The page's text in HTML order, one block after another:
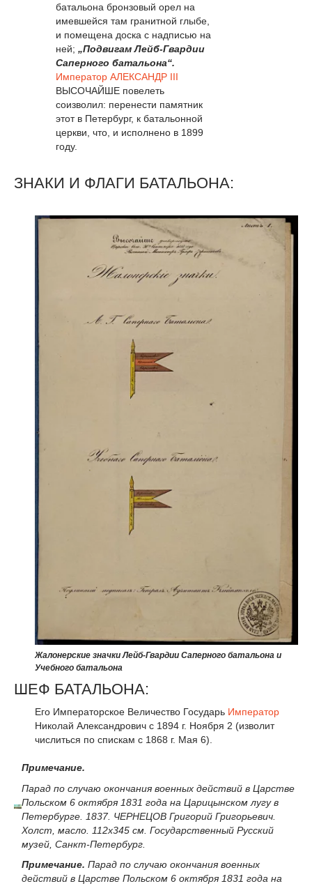
батальона бронзовый орел на
имевшейся там гранитной глыбе,
и помещена доска с надписью на
ней; „Подвигам Лейб-Гвардии
Саперного батальона“.
Император АЛЕКСАНДР III
ВЫСОЧАЙШЕ повелеть
соизволил: перенести памятник
этот в Петербург, к батальонной
церкви, что, и исполнено в 1899
году.
ЗНАКИ И ФЛАГИ БАТАЛЬОНА:
Жалонерские значки Лейб-Гвардии Саперного батальона и
Учебного батальона
ШЕФ БАТАЛЬОНА:
Его Императорское Величество Государь Император
Николай Александрович с 1894 г. Ноября 2 (изволит
числиться по спискам с 1868 г. Мая 6).
Примечание.
Парад по случаю окончания военных действий в Царстве
Польском 6 октября 1831 года на Царицынском лугу в
Петербурге. 1837. ЧЕРНЕЦОВ Григорий Григорьевич.
Холст, масло. 112x345 см. Государственный Русский
музей, Санкт-Петербург.
Примечание. Парад по случаю окончания военных
действий в Царстве Польском 6 октября 1831 года на